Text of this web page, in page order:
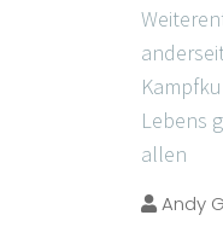
Lebens
allen
Andy